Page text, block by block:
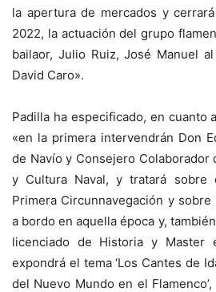
la apertura de mercados y
2022, la actuación del grupo
bailaor, Julio Ruiz, José Manuel
David Caro».
Padilla ha especificado, en cuanto
«en la primera intervendrán Don
de Navío y Consejero
y Cultura Naval, y tratará
Primera Circunnavegación y
a bordo en aquella época y,
licenciado de Historia y Master
expondrá el tema ‘Los Cantes de
del Nuevo Mundo en el